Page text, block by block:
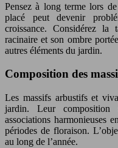
Pensez à long terme lors
placé peut devenir
croissance. Considérez la
racinaire et son ombre
autres éléments du jardin.
Composition des
Les massifs arbustifs et
jardin. Leur
associations harmonieuses
périodes de floraison.
au long de l’année.